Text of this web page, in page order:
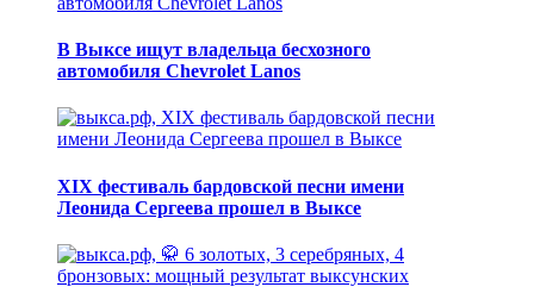
В Выксе ищут владельца бесхозного
автомобиля Chevrolet Lanos
XIX фестиваль бардовской песни имени
Леонида Сергеева прошел в Выксе